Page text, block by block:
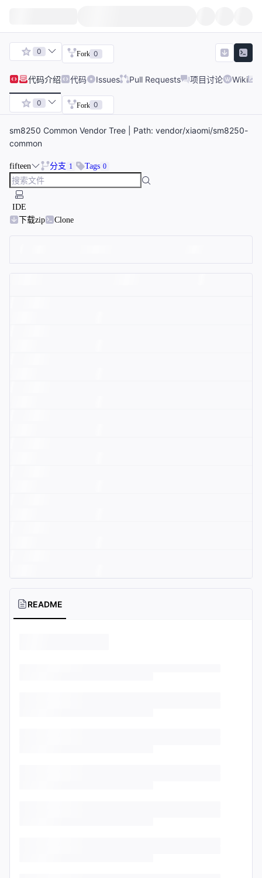
0 Fork 0
代码介绍 代码 Issues Pull Requests 项目讨论 Wiki
0 Fork 0
sm8250 Common Vendor Tree | Path: vendor/xiaomi/sm8250-
common
fifteen 分支 1 Tags 0
IDE
下载zip
Clone
README